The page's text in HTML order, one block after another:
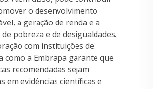
o desenvolvimento
a geração de renda e a
pobreza e de desigualdades.
com instituições de
como a Embrapa garante que
recomendadas sejam
em evidências científicas e